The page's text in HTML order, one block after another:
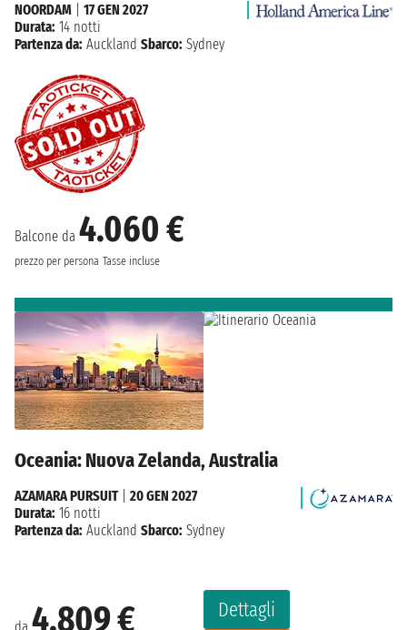
Balcone da 4.060 €
prezzo per persona Tasse incluse
NOORDAM
17 GEN 2027
Durata: 14 notti
Partenza da: Auckland Sbarco: Sydney
Oceania: Nuova Zelanda, Australia
4.809 €
Dettagli
AZAMARA PURSUIT| 20 GEN 2027
Durata: 16 notti
Partenza da: Auckland Sbarco: Sydney